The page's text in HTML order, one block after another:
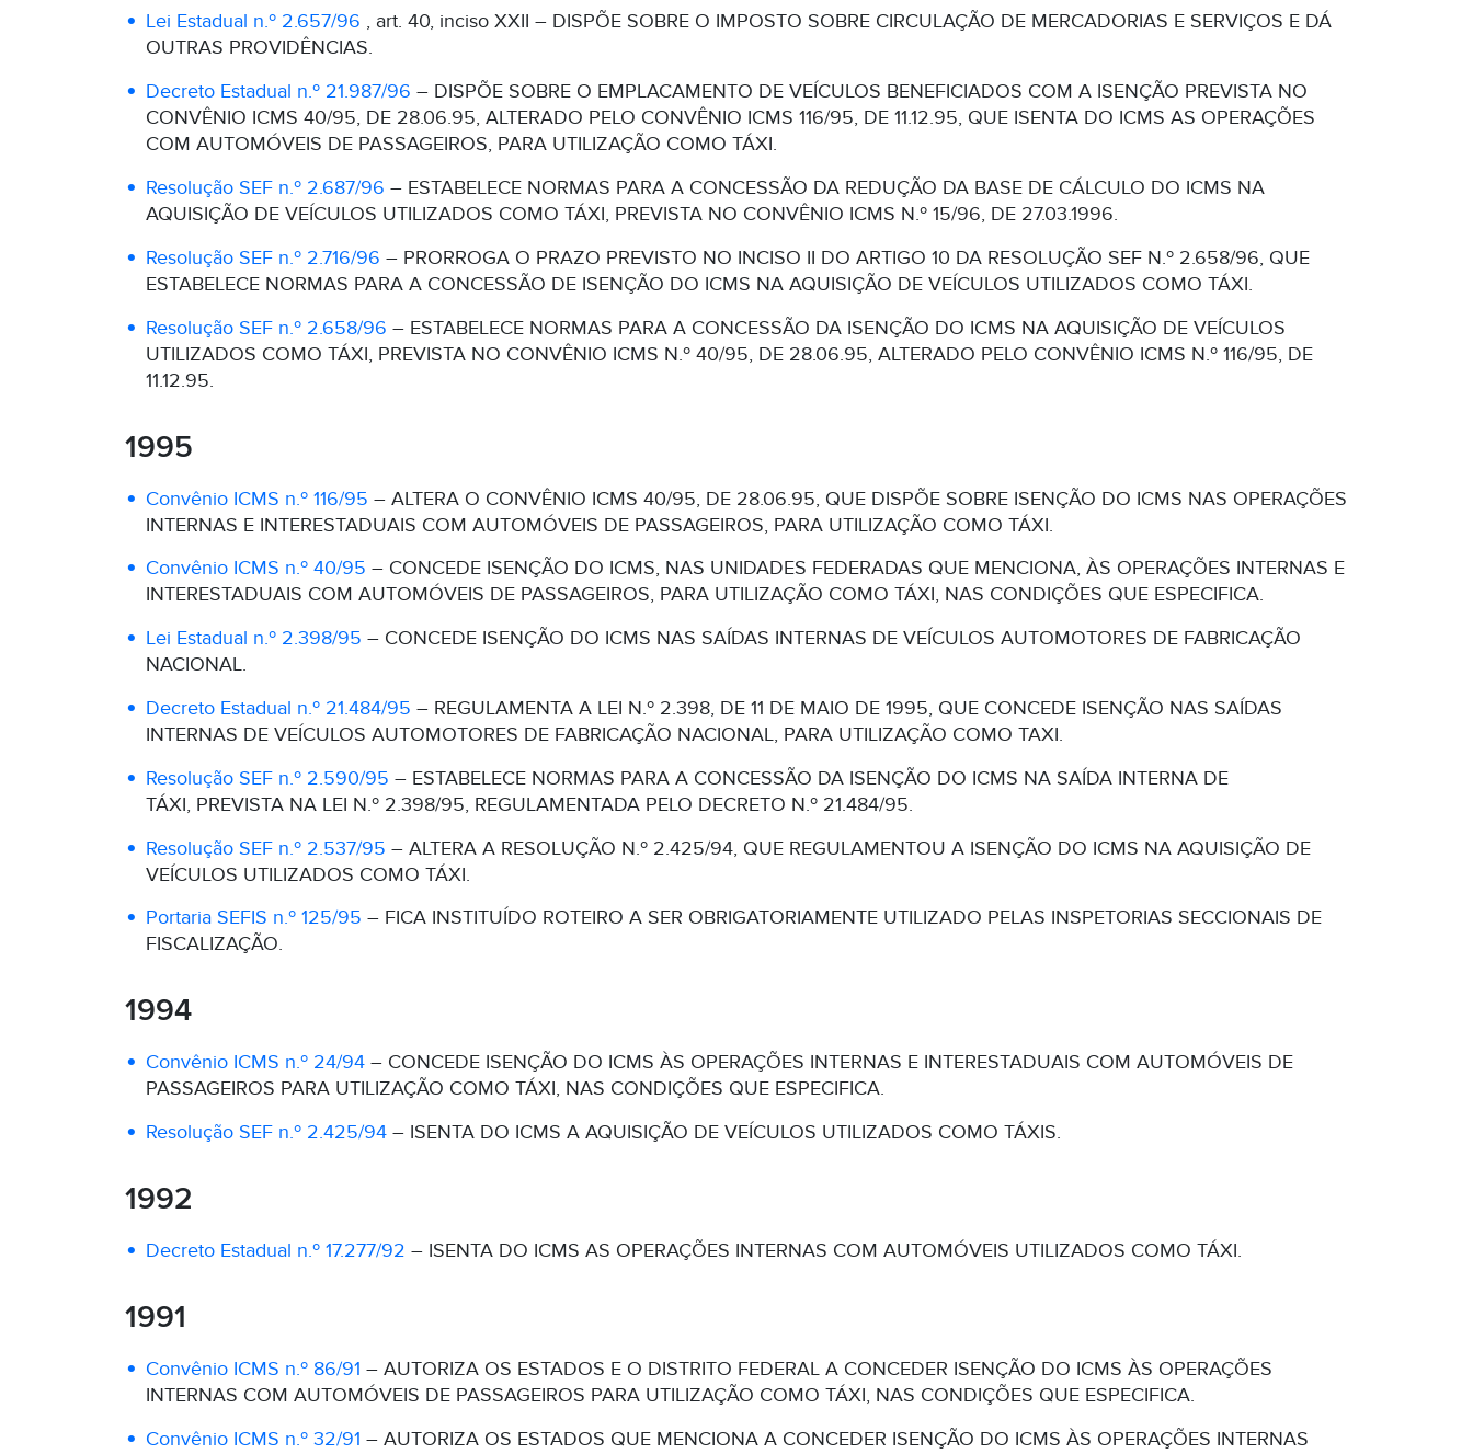
Lei Estadual n.º 2.657/96 , art. 40, inciso XXII – DISPÕE SOBRE O IMPOSTO SOBRE CIRCULAÇÃO DE MERCADORIAS E SERVIÇOS E DÁ
OUTRAS PROVIDÊNCIAS.
Decreto Estadual n.º 21.987/96 – DISPÕE SOBRE O EMPLACAMENTO DE VEÍCULOS BENEFICIADOS COM A ISENÇÃO PREVISTA NO
CONVÊNIO ICMS 40/95, DE 28.06.95, ALTERADO PELO CONVÊNIO ICMS 116/95, DE 11.12.95, QUE ISENTA DO ICMS AS OPERAÇÕES
COM AUTOMÓVEIS DE PASSAGEIROS, PARA UTILIZAÇÃO COMO TÁXI.
Resolução SEF n.º 2.687/96 – ESTABELECE NORMAS PARA A CONCESSÃO DA REDUÇÃO DA BASE DE CÁLCULO DO ICMS NA
AQUISIÇÃO DE VEÍCULOS UTILIZADOS COMO TÁXI, PREVISTA NO CONVÊNIO ICMS N.º 15/96, DE 27.03.1996.
Resolução SEF n.º 2.716/96 – PRORROGA O PRAZO PREVISTO NO INCISO II DO ARTIGO 10 DA RESOLUÇÃO SEF N.º 2.658/96, QUE
ESTABELECE NORMAS PARA A CONCESSÃO DE ISENÇÃO DO ICMS NA AQUISIÇÃO DE VEÍCULOS UTILIZADOS COMO TÁXI.
Resolução SEF n.º 2.658/96 – ESTABELECE NORMAS PARA A CONCESSÃO DA ISENÇÃO DO ICMS NA AQUISIÇÃO DE VEÍCULOS
UTILIZADOS COMO TÁXI, PREVISTA NO CONVÊNIO ICMS N.º 40/95, DE 28.06.95, ALTERADO PELO CONVÊNIO ICMS N.º 116/95, DE
11.12.95.
1995
Convênio ICMS n.º 116/95 – ALTERA O CONVÊNIO ICMS 40/95, DE 28.06.95, QUE DISPÕE SOBRE ISENÇÃO DO ICMS NAS OPERAÇÕES
INTERNAS E INTERESTADUAIS COM AUTOMÓVEIS DE PASSAGEIROS, PARA UTILIZAÇÃO COMO TÁXI.
Convênio ICMS n.º 40/95 – CONCEDE ISENÇÃO DO ICMS, NAS UNIDADES FEDERADAS QUE MENCIONA, ÀS OPERAÇÕES INTERNAS E
INTERESTADUAIS COM AUTOMÓVEIS DE PASSAGEIROS, PARA UTILIZAÇÃO COMO TÁXI, NAS CONDIÇÕES QUE ESPECIFICA.
Lei Estadual n.º 2.398/95 – CONCEDE ISENÇÃO DO ICMS NAS SAÍDAS INTERNAS DE VEÍCULOS AUTOMOTORES DE FABRICAÇÃO
NACIONAL.
Decreto Estadual n.º 21.484/95 – REGULAMENTA A LEI N.º 2.398, DE 11 DE MAIO DE 1995, QUE CONCEDE ISENÇÃO NAS SAÍDAS
INTERNAS DE VEÍCULOS AUTOMOTORES DE FABRICAÇÃO NACIONAL, PARA UTILIZAÇÃO COMO TAXI.
Resolução SEF n.º 2.590/95 – ESTABELECE NORMAS PARA A CONCESSÃO DA ISENÇÃO DO ICMS NA SAÍDA INTERNA DE
TÁXI, PREVISTA NA LEI N.º 2.398/95, REGULAMENTADA PELO DECRETO N.º 21.484/95.
Resolução SEF n.º 2.537/95 – ALTERA A RESOLUÇÃO N.º 2.425/94, QUE REGULAMENTOU A ISENÇÃO DO ICMS NA AQUISIÇÃO DE
VEÍCULOS UTILIZADOS COMO TÁXI.
Portaria SEFIS n.º 125/95 – FICA INSTITUÍDO ROTEIRO A SER OBRIGATORIAMENTE UTILIZADO PELAS INSPETORIAS SECCIONAIS DE
FISCALIZAÇÃO.
1994
Convênio ICMS n.º 24/94 – CONCEDE ISENÇÃO DO ICMS ÀS OPERAÇÕES INTERNAS E INTERESTADUAIS COM AUTOMÓVEIS DE
PASSAGEIROS PARA UTILIZAÇÃO COMO TÁXI, NAS CONDIÇÕES QUE ESPECIFICA.
Resolução SEF n.º 2.425/94 – ISENTA DO ICMS A AQUISIÇÃO DE VEÍCULOS UTILIZADOS COMO TÁXIS.
1992
Decreto Estadual n.º 17.277/92 – ISENTA DO ICMS AS OPERAÇÕES INTERNAS COM AUTOMÓVEIS UTILIZADOS COMO TÁXI.
1991
Convênio ICMS n.º 86/91 – AUTORIZA OS ESTADOS E O DISTRITO FEDERAL A CONCEDER ISENÇÃO DO ICMS ÀS OPERAÇÕES
INTERNAS COM AUTOMÓVEIS DE PASSAGEIROS PARA UTILIZAÇÃO COMO TÁXI, NAS CONDIÇÕES QUE ESPECIFICA.
Convênio ICMS n.º 32/91 – AUTORIZA OS ESTADOS QUE MENCIONA A CONCEDER ISENÇÃO DO ICMS ÀS OPERAÇÕES INTERNAS